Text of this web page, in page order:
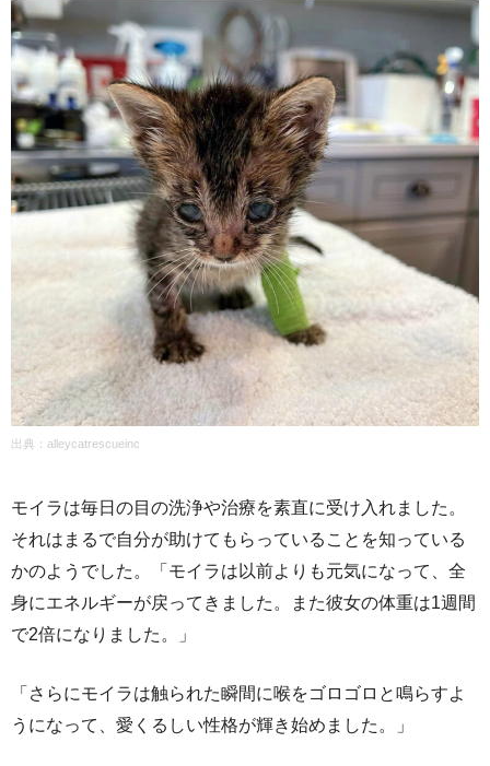
出典：alleycatrescueinc
モイラは毎日の目の洗浄や治療を素直に受け入れました。
それはまるで自分が助けてもらっていることを知っている
かのようでした。「モイラは以前よりも元気になって、全
身にエネルギーが戻ってきました。また彼女の体重は1週間
で2倍になりました。」
「さらにモイラは触られた瞬間に喉をゴロゴロと鳴らすよ
うになって、愛くるしい性格が輝き始めました。」